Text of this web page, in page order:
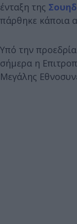
ένταξη της
πάρθηκε κάποια
Υπό την
σήμερα η
Μεγάλης